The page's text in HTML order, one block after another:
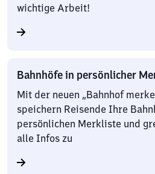
wichtige Arbeit!
Bahnhöfe in persönlicher
Mit der neuen „Bahnhof
speichern Reisende Ihre
persönlichen Merkliste und
alle Infos zu